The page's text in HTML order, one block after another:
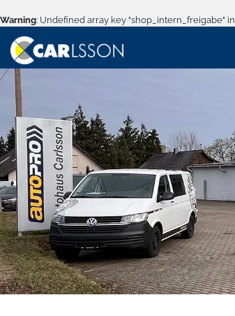
Warning: Undefined array key "shop_intern_freigabe" in